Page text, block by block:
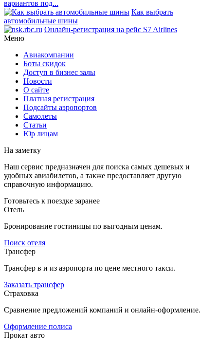
вариантов под...
Как выбрать
автомобильные шины
Онлайн-регистрация на рейс S7 Airlines
Меню
Авиакомпании
Боты скидок
Доступ в бизнес залы
Новости
О сайте
Платная регистрация
Подсайты аэропортов
Самолеты
Статьи
Юр лицам
На заметку
Наш сервис предназначен для поиска самых дешевых и
удобных авиабилетов, а также предоставляет другую
справочную информацию.
Готовьтесь к поездке заранее
Отель
Бронирование гостиницы по выгодным ценам.
Поиск отеля
Трансфер
Трансфер в и из аэропорта по цене местного такси.
Заказать трансфер
Страховка
Сравнение предложений компаний и онлайн-оформление.
Оформление полиса
Прокат авто